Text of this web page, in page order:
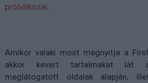
próbálkozik
Amikor valaki most megnyitja a
akkor kevert tartalmakat lát a
meglátogatott oldalak alapján,